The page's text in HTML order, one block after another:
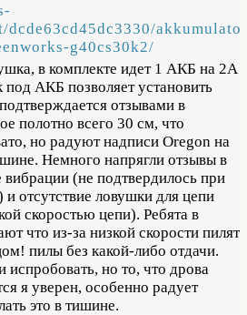
dcde63cd45dc3330/
g40cs30k2/
в комплекте идет 1 АКБ на 2А
под АКБ позволяет установить
отзывами в
полотно всего 30 см, что
но радуют надписи Oregon на
Немного напрягли отзывы в
(не подтвердилось при
отсутствие ловушки для цепи
скоростью цепи). Ребята в
что из-за низкой скорости пилят
пилы без какой-либо отдачи.
но то, что дрова
я уверен, особенно радует
это в тишине.